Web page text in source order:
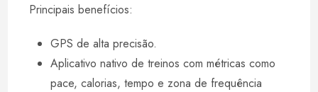
Principais benefícios:
GPS de alta precisão.
Aplicativo nativo de treinos com métricas como
pace, calorias, tempo e zona de frequência